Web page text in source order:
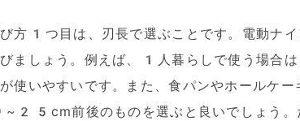
方1つ目は、刃長で選ぶことです。電動ナ
びましょう。例えば、1人暮らしで使う場
使いやすいです。また、食パンやホールケ
前後のものを選ぶと良いでしょう。